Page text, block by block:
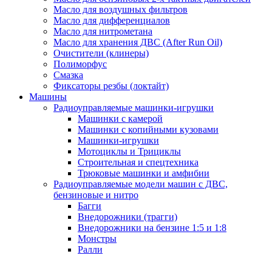
Масло для воздушных фильтров
Масло для дифференциалов
Масло для нитрометана
Масло для хранения ДВС (After Run Oil)
Очистители (клинеры)
Полиморфус
Смазка
Фиксаторы резбы (локтайт)
Машины
Радиоуправляемые машинки-игрушки
Машинки с камерой
Машинки с копийными кузовами
Машинки-игрушки
Мотоциклы и Трициклы
Строительная и спецтехника
Трюковые машинки и амфибии
Радиоуправляемые модели машин с ДВС,
бензиновые и нитро
Багги
Внедорожники (трагги)
Внедорожники на бензине 1:5 и 1:8
Монстры
Ралли